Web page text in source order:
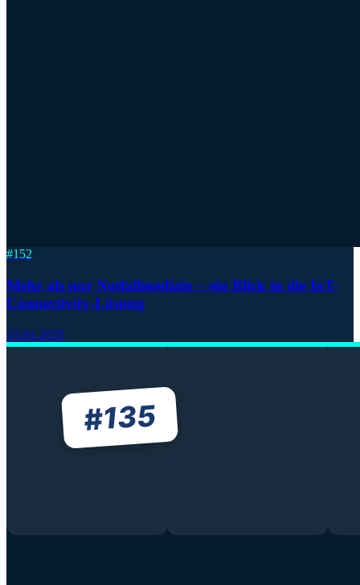
#152
Mehr als nur Notfallmedizin – ein Blick in die IoT-
Connectivity-Lösung
15.01.2025
#135